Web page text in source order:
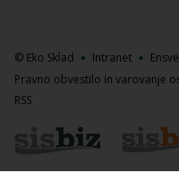
© Eko Sklad Intranet
Pravno obvestilo in varovanje
RSS